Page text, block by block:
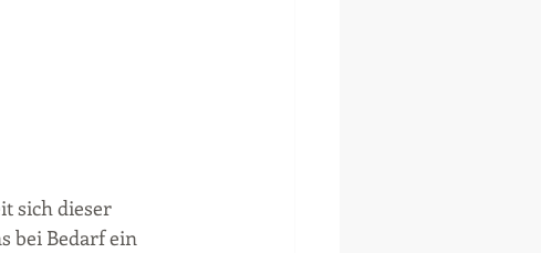
sich dieser
bei Bedarf ein